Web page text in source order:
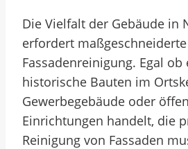
Die Vielfalt der Gebäude in
erfordert
Fassadenreinigung. Egal ob
historische Bauten im
Gewerbegebäude oder
Einrichtungen handelt, die
Reinigung von Fassaden